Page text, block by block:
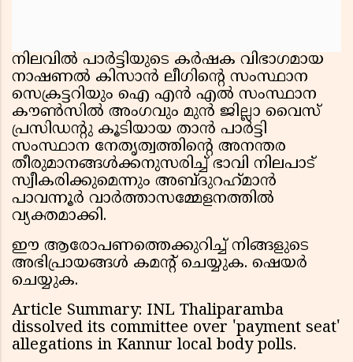
നിലവിൽ പാർട്ടിയുടെ കർഷക വിഭാഗമായ
നാഷണൽ കിസാൻ ലീഗിന്റെ സംസ്ഥാന
സെക്രട്ടറിയും ഐ എൻ എൽ സംസ്ഥാന
കൗൺസിൽ അംഗവും മുൻ ജില്ലാ വൈസ്
പ്രസിഡന്റു കൂടിയായ താൻ പാർട്ടി
സംസ്ഥാന നേതൃത്വത്തിന്റെ അനന്തര
തീരുമാനങ്ങൾക്കനുസരിച്ച് ഭാവി നിലപാട്
സ്വീകരിക്കുമെന്നും അബ്ദുറഹ്‌മാൻ
പാവന്നൂർ വാർത്താസമ്മേളനത്തിൽ
വ്യക്തമാക്കി.
ഈ ആരോപണത്തെക്കുറിച്ച് നിങ്ങളുടെ
അഭിപ്രായങ്ങൾ കമൻ്റ് ചെയ്യുക. ഷെയർ
ചെയ്യുക.
Article Summary: INL Thaliparamba
dissolved its committee over 'payment seat'
allegations in Kannur local body polls.